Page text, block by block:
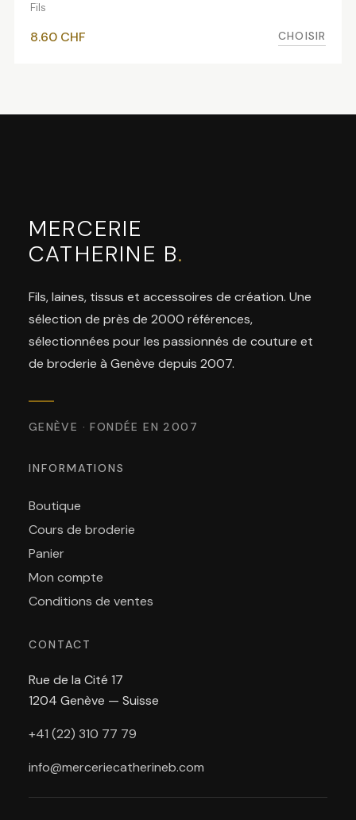
Fils
8.60 CHF CHOISIR
MERCERIE
CATHERINE B.
Fils, laines, tissus et accessoires de création. Une
sélection de près de 2000 références,
sélectionnées pour les passionnés de couture et
de broderie à Genève depuis 2007.
GENÈVE · FONDÉE EN 2007
INFORMATIONS
Boutique
Cours de broderie
Panier
Mon compte
Conditions de ventes
CONTACT
Rue de la Cité 17
1204 Genève — Suisse
+41 (22) 310 77 79
info@merceriecatherineb.com